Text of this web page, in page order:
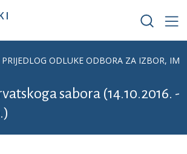
PRIJEDLOG ODLUKE ODBORA ZA IZBOR,
sabora (14.10.2016. -